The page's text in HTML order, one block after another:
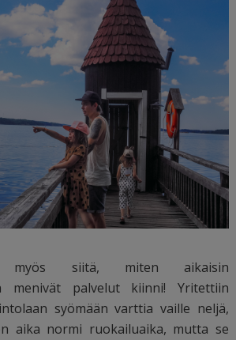
myös siitä, miten aikaisin
menivät palvelut kiinni! Yritettiin
syömään varttia vaille neljä,
aika normi ruokailuaika, mutta se